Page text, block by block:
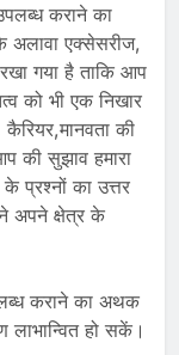
कराने का
अलावा एक्सेसरीज,
गया है ताकि आप
को भी एक निखार
की
सुझाव हमारा
प्रश्नों का उत्तर
अपने क्षेत्र के
कराने का अथक
हो सकें।